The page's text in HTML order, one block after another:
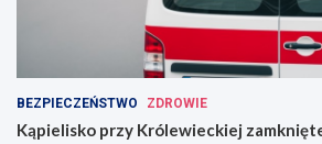
BEZPIECZEŃSTWO ZDROWIE
Kąpielisko przy Królewieckiej